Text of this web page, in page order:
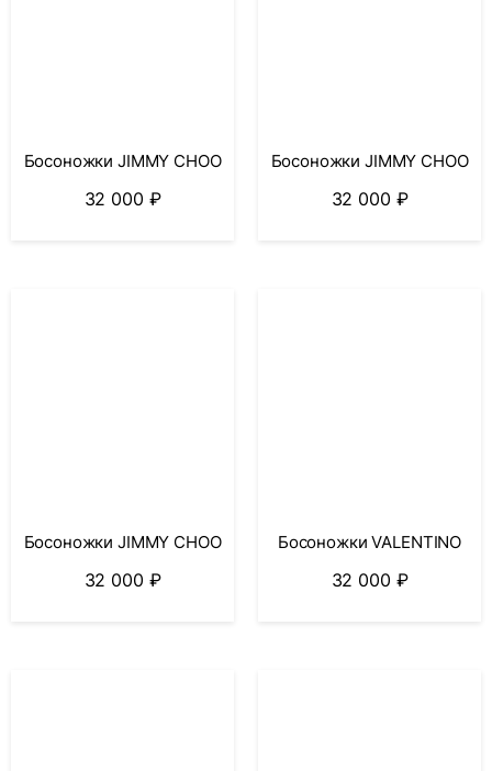
Босоножки JIMMY CHOO
32 000 ₽
Босоножки JIMMY CHOO
32 000 ₽
Босоножки JIMMY CHOO
32 000 ₽
Босоножки VALENTINO
32 000 ₽